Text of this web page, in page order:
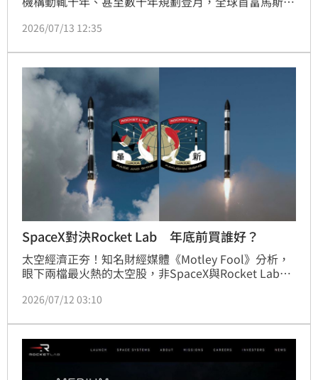
畫，可說是野心勃勃：2036年人類在月球打造城市，
2026/07/13 12:35
SpaceX對決Rocket Lab 年底前買誰好？
太空經濟正夯！知名財經媒體《Motley Fool》分析，
眼下兩檔最火熱的太空股，非SpaceX與Rocket Lab莫
紀錄，掛牌市值直逼1.75兆美元，瞬間躋身全球市值最
在太空產業殺出自己的一條路。年底前手上有閒錢想加
碼太空股，這兩家到底該選誰？
2026/07/12 03:10